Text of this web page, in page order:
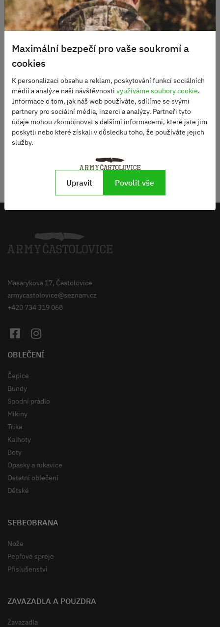
KERSHAW ONION LEEK
Není skladem
2450 Kč
DO KOŠÍKU
DO KOŠÍKU
SLEDUJTE NÁS NA NAŠEM
INSTAGRAMU
Masarykova 17, Častolovice
armycastolovice@seznam.cz
+420 734 319 068
OBLEČENÍ
Čepice
Bundy
Spodní prádlo
Mikiny
Trika
Kalhoty
Boty
Opasky a rukavice
Ostatní oblečení
Dětské
SEBEOBRANA
Nože
Pepřové spreje
Příslušenství
ZAVAZADLA A POUZDRA
Zavazadla
Maximální bezpečí pro vaše soukromí a
cookies
K personalizaci obsahu a reklam, poskytování funkcí sociálních
médií a analýze naší návštěvnosti využíváme soubory cookie.
Informace o tom, jak náš web používáte, sdílíme se svými
partnery pro sociální média, inzerci a analýzy. Partneři tyto
údaje mohou zkombinovat s dalšími informacemi, které jste jim
poskytli nebo které získali v důsledku toho, že používáte jejich
služby.
Upravit Povolit vše